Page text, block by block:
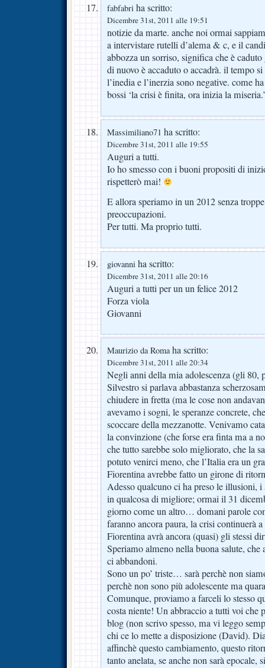
fabfabri ha scritto:
Dicembre 31st, 2011 alle 19:51
notizie da marte. anche noi ormai
a intervistare rutelli d’alema & c, e il
abbozza un sorriso, significa che è
di nuovo è accaduto o accadrà. il tempo
l’inedia e l’inerzia sono negative. come
bossi ‘la crisi è finita, ora inizia la miseria.’
Massimiliano71 ha scritto:
Dicembre 31st, 2011 alle 19:55
Auguri a tutti.
Io ho smesso con i buoni propositi di
rispetterò mai!
E allora speriamo in un 2012 senza
preoccupazioni.
Per tutti. Ma proprio tutti.
giovanni ha scritto:
Dicembre 31st, 2011 alle 20:16
Auguri a tutti per un un felice 2012
Forza viola
Giovanni
Maurizio da Romaha scritto:
Dicembre 31st, 2011 alle 20:34
Negli anni della mia adolescenza (gli 80,
Silvestro si parlava abbastanza
chiudere in fretta (ma le cose non
avevamo i sogni, le speranze concrete,
scoccare della mezzanotte. Venivamo
la convinzione (che forse era finta ma a
che tutto sarebbe solo migliorato, che la
potuto venirci meno, che l’Italia era un
Fiorentina avrebbe fatto un girone di
Adesso qualcuno ci ha preso le illusioni,
in qualcosa di migliore; ormai il 31
giorno come un altro… domani parole
faranno ancora paura, la crisi continuerà
Fiorentina avrà ancora (quasi) gli stessi
Speriamo almeno nella buona salute,
ci abbandoni.
Sono un po’ triste… sarà perchè non
perchè non sono più adolescente ma
Comunque, proviamo a farceli lo stesso
costa niente! Un abbraccio a tutti voi che
blog (non scrivo spesso, ma vi leggo
chi ce lo mette a disposizione (David).
affinchè questo cambiamento, questo
tanto anelata, se anche non sarà epocale,